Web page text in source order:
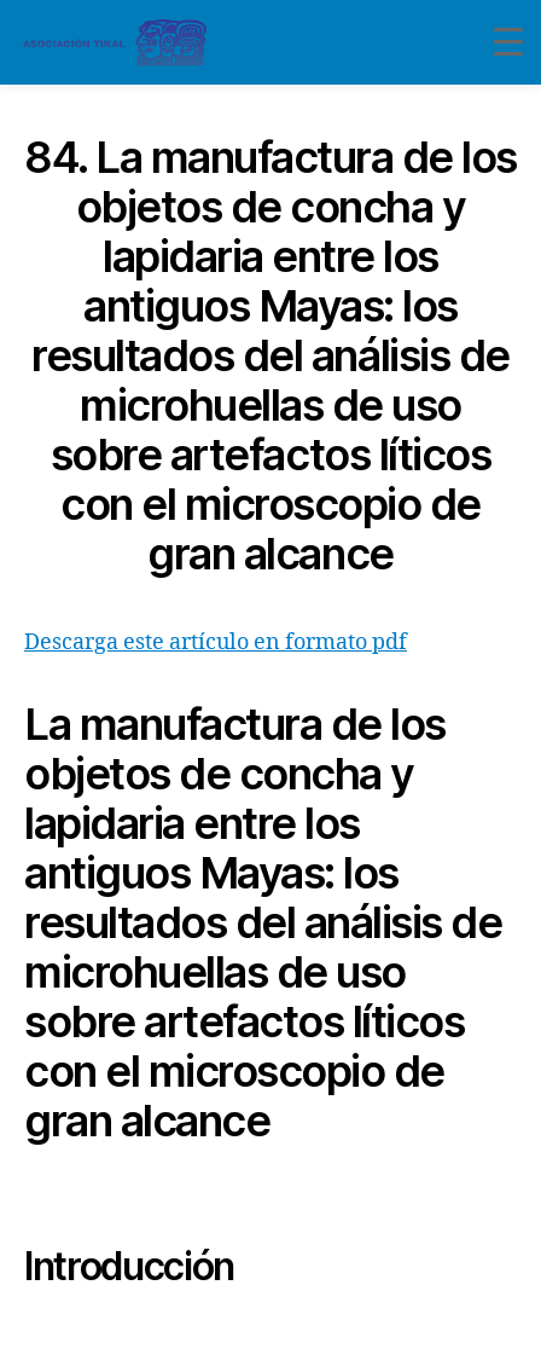
84. La manufactura de los
objetos de concha y
lapidaria entre los
antiguos Mayas: los
resultados del análisis de
microhuellas de uso
sobre artefactos líticos
con el microscopio de
gran alcance
Descarga este artículo en formato pdf
La manufactura de los
objetos de concha y
lapidaria entre los
antiguos Mayas: los
resultados del análisis de
microhuellas de uso
sobre artefactos líticos
con el microscopio de
gran alcance
Introducción